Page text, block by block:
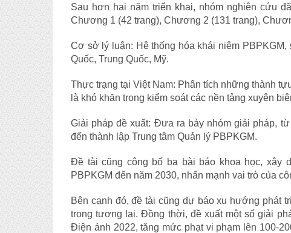
Sau hơn hai năm triển khai, nhóm nghiên cứu
Chương 1 (42 trang), Chương 2 (131 trang),
Cơ sở lý luận: Hệ thống hóa khái niệm
Quốc, Trung Quốc, Mỹ.
Thực trạng tại Việt Nam: Phân tích những thành
là khó khăn trong kiểm soát các nền tảng xuyên
Giải pháp đề xuất: Đưa ra bảy nhóm giải pháp,
đến thành lập Trung tâm Quản lý PBPKGM.
Đề tài cũng công bố ba bài báo khoa học,
PBPKGM đến năm 2030, nhấn mạnh vai trò của
Bên cạnh đó, đề tài cũng dự báo xu hướng phát
trong tương lai. Đồng thời, đề xuất một số giải
Điện ảnh 2022, tăng mức phạt vi phạm lên 100-